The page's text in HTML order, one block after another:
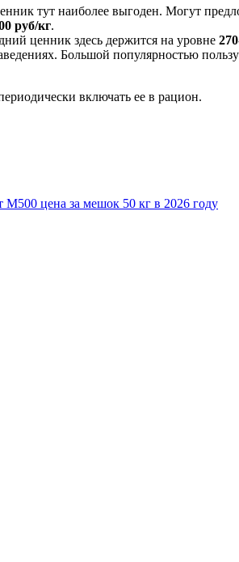
тут наиболее выгоден. Могут
руб/кг.
ценник здесь держится на уровне
Большой популярностью
включать ее в рацион.
М500 цена за мешок 50 кг в 2026 году